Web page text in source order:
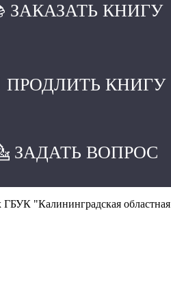
ЗАКАЗАТЬ КНИГУ
ПРОДЛИТЬ КНИГУ
ЗАДАТЬ ВОПРОС
"Калининградская